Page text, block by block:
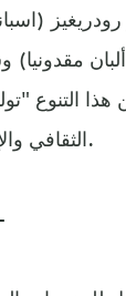
التنوع
الثقافي والإندماج في المجتمع السويسري.
-